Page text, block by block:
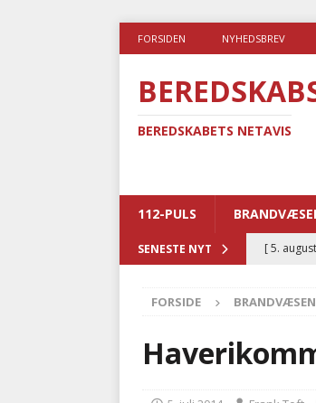
FORSIDEN NYHEDSBREV
BEREDSKABETS NETAVIS
112-PULS
SENESTE NYT [ 5.
[ 4.
FORSIDE BRANDVÆSEN